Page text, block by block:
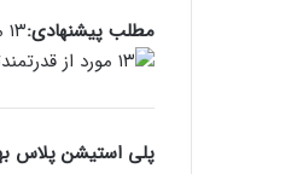
مطلب پیشنهادی:۱۳ مورد از قدرتمندترین سیمبیوت‌های مارول
پلی استیشن پلاس